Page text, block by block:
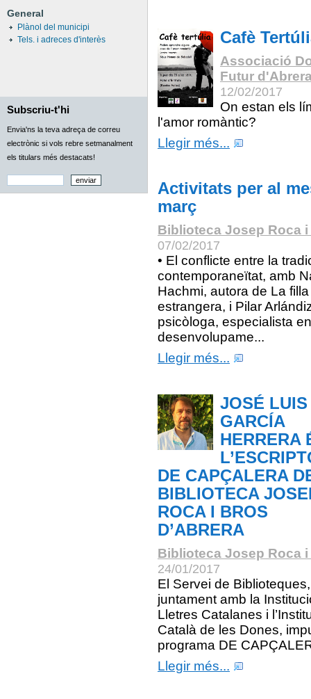
General
Plànol del municipi
Tels. i adreces d'interès
Subscriu-t'hi
Envia'ns la teva adreça de correu
electrònic si vols rebre setmanalment
els titulars més destacats!
Cafè
Associació
Futur
12/02/2017
On estan els
l'amor romàntic?
Llegir més...
Activitats per al
març
Biblioteca Josep Roca
07/02/2017
• El conflicte entre la
contemporaneïtat, amb
Hachmi, autora de La filla
estrangera, i Pilar
psicòloga, especialista en
desenvolupame...
Llegir més...
JOSÉ LUIS
GARCÍA
HERRERA
DE CAPÇALERA
BIBLIOTECA
ROCA I BROS
D’ABRERA
Biblioteca Josep Roca
24/01/2017
El Servei de Biblioteques,
juntament amb la
Lletres Catalanes i
Català de les Dones,
programa DE
Llegir més...